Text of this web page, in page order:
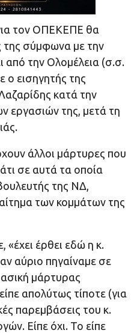
τον ΟΠΕΚΕΠΕ θα
της σύμφωνα με την
από την Ολομέλεια (σ.σ.
ο εισηγητής της
κατά την
εργασιών της, μετά τη
άλλοι μάρτυρες που
σε αυτά τα οποία
της ΝΔ,
των κομμάτων της
«έχει έρθει εδώ η κ.
αύριο πηγαίναμε σε
μάρτυρας
απολύτως τίποτε (για
παρεμβάσεις του κ.
Είπε όχι. Το είπε